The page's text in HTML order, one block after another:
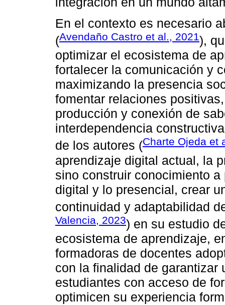
En el contexto es necesario
(Avendaño Castro et al., 2021),
optimizar el ecosistema de
fortalecer la comunicación y
maximizando la presencia
fomentar relaciones
producción y conexión de
interdependencia
de los autores (Charte Ojeda et
aprendizaje digital actual, la
sino construir conocimiento
digital y lo presencial, crear
continuidad y adaptabilidad
Valencia, 2023) en su estudio
ecosistema de aprendizaje,
formadoras de docentes
con la finalidad de garantizar
estudiantes con acceso de
optimicen su experiencia